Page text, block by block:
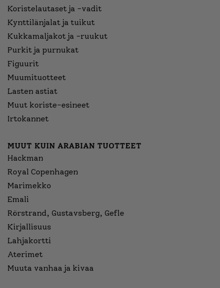
Koristelautaset ja -vadit
Kynttilänjalat ja tuikut
Kukkamaljakot ja -ruukut
Purkit ja purnukat
Figuurit
Muumituotteet
Lasten astiat
Muut koriste-esineet
Irtokannet
MUUT KUIN ARABIAN TUOTTEET
Hackman
Royal Copenhagen
Marimekko
Emali
Rörstrand, Gustavsberg, Gefle
Kirjallisuus
Lahjakortti
Aterimet
Muuta vanhaa ja kivaa